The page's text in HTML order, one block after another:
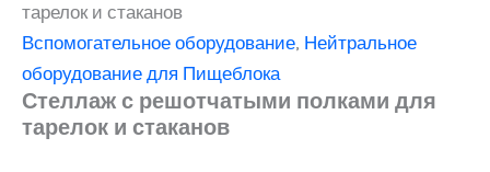
тарелок и стаканов
Вспомогательное оборудование, Нейтральное
оборудование для Пищеблока
Стеллаж с решотчатыми полками для
тарелок и стаканов